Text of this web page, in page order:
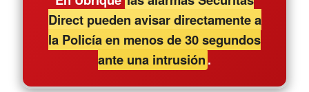
Direct pueden avisar directamente a
la Policía en menos de 30 segundos
ante una intrusión.